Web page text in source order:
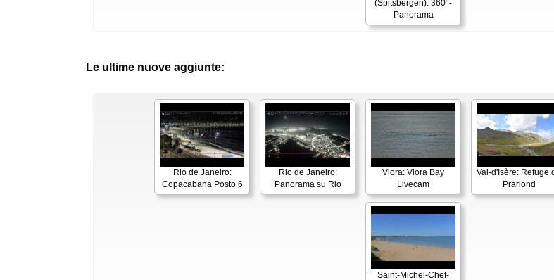
(Spitsbergen): 360°-
Panorama
Le ultime nuove aggiunte:
Rio de Janeiro:
Copacabana Posto 6
Rio de Janeiro:
Panorama su Rio
Vlora: Vlora Bay
Livecam
Val-d'Isère: Refuge
Prariond
Saint-Michel-Chef-